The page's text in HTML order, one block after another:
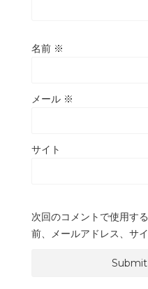
名前 ※
メール ※
サイト
次回のコメントで使用す
前、メールアドレス、サ